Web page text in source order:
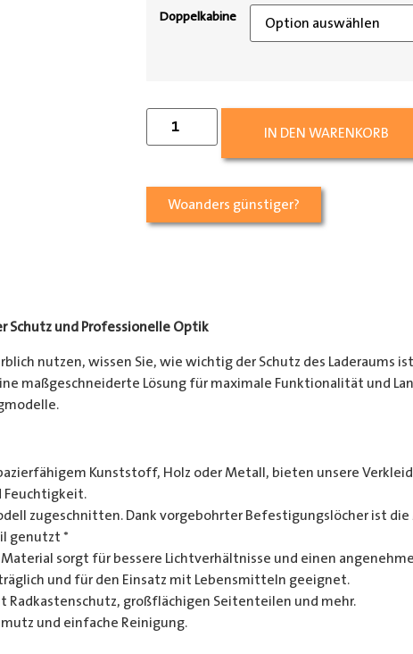
Doppelkabine
IN DEN WARENKORB
Woanders günstiger?
Schutz und Professionelle Optik
nutzen, wissen Sie, wie wichtig der Schutz des Laderaums
maßgeschneiderte Lösung für maximale Funktionalität und
Kunststoff, Holz oder Metall, bieten unsere
Feuchtigkeit.
zugeschnitten. Dank vorgebohrter Befestigungslöcher ist
genutzt *
sorgt für bessere Lichtverhältnisse und einen
und für den Einsatz mit Lebensmitteln geeignet.
Radkastenschutz, großflächigen Seitenteilen und mehr.
und einfache Reinigung.